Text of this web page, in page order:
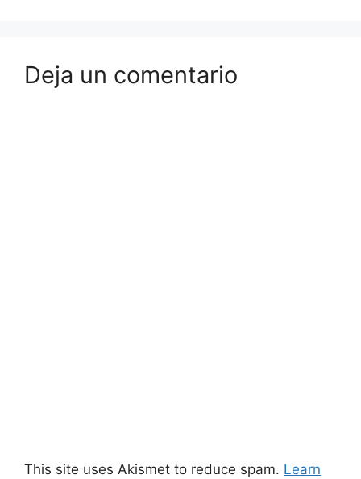
Deja un comentario
This site uses Akismet to reduce spam. Learn